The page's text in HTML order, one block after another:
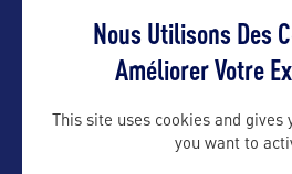
Nous Utilisons Des
Améliorer Votre
This site uses cookies and
you want to